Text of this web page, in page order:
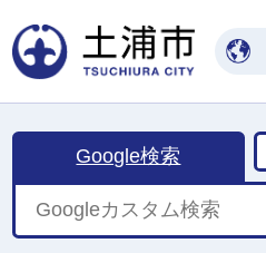
Google検索